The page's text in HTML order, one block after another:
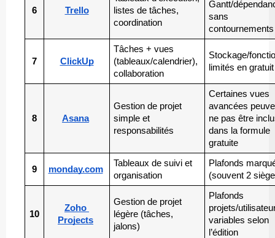
6 Trello
listes de tâches,
coordination
Gantt/
sans
contournements
7 ClickUp
Tâches + vues
(tableaux/calendrier),
collaboration
Stockage/
limités en gratuit
8 Asana
Gestion de projet
simple et
responsabilités
Certaines vues
avancées
ne pas être
dans la formule
gratuite
9 monday.com
Tableaux de suivi et
organisation
Plafonds
(souvent 2
10
Zoho
Projects
Gestion de projet
légère (tâches,
jalons)
Plafonds
projets/
variables selon
l’édition